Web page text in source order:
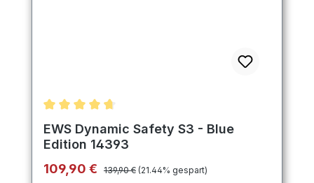
Durchschnittliche Bewertung von 4.8 von 5
EWS Dynamic Safety S3 - Blue
Edition 14393
Verkaufspreis:
109,90 € Regulärer Preis:
139,90 € (21.44% gespart)